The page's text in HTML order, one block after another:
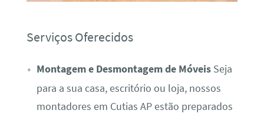
Serviços Oferecidos
Montagem e Desmontagem de MóveisSeja
para a sua casa, escritório ou loja, nossos
montadores em Cutias AP estão preparados